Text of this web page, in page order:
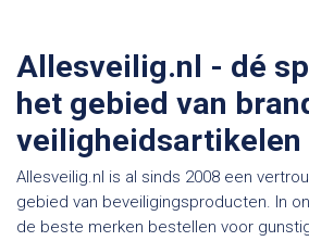
Allesveilig.nl - dé
het gebied van
veiligheidsartikelen
Allesveilig.nl is al sinds 2008 een
gebied van beveiligingsproducten. In
de beste merken bestellen voor